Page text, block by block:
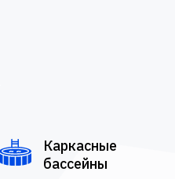
Каркасные
бассейны